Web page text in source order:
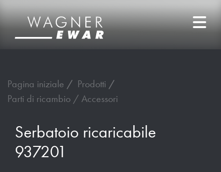
Pagina iniziale
Prodotti
Parti di ricambio / Accessori
Serbatoio ricaricabile
937201